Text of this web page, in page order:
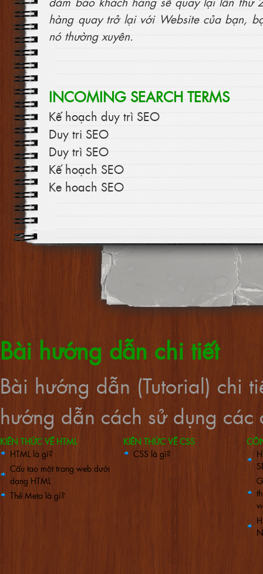
hàng quay trở lại với Website của bạn,
nó thường xuyên.
INCOMING SEARCH TERMS
Kế hoạch duy trì SEO
Duy tri SEO
Duy trì SEO
Kế hoạch SEO
Ke hoach SEO
Bài hướng dẫn chi tiết
Bài hướng dẫn (Tutorial) chi
hướng dẫn cách sử dụng các
KIẾN THỨC VỀ HTML
HTML là gì?
Cấu tạo một trang web dưới
dạng HTML
Thẻ Meta là gì?
KIẾN THỨC VỀ CSS
CSS là gì?